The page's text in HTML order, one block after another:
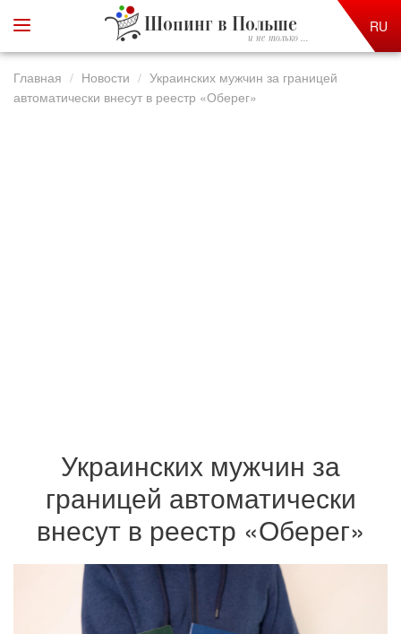
Шопинг в Польше
и не только ...
RU
Главная Новости
Украинских мужчин за границей
автоматически внесут в реестр «Оберег»
Украинских мужчин за
границей автоматически
внесут в реестр «Оберег»